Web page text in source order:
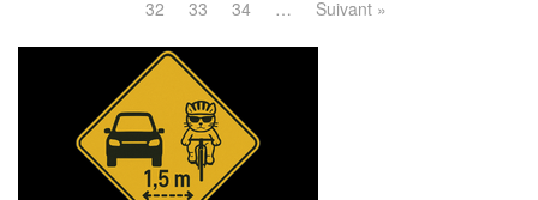
32
33 34 … Suivant »